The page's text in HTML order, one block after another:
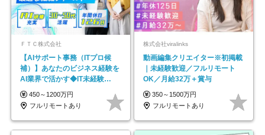
ＦＴＣ株式会社
【AIサポート事務（ITプロ候
補）】あなたのビジネス経験を
AI業界で活かす◆IT未経験
OK◆目指せるコンサル
450～1200万円
フルリモートあり
株式会社viralinks
動画編集クリエイター※初掲載
｜未経験歓迎／フルリモート
OK／月給32万＋賞与
350～1500万円
フルリモートあり